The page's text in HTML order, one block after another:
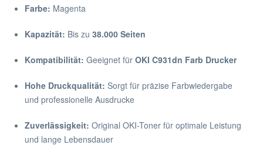
Farbe: Magenta
Kapazität: Bis zu 38.000 Seiten
Kompatibilität: Geeignet für OKI C931dn Farb Drucker
Hohe Druckqualität: Sorgt für präzise Farbwiedergabe
und professionelle Ausdrucke
Zuverlässigkeit: Original OKI-Toner für optimale Leistung
und lange Lebensdauer